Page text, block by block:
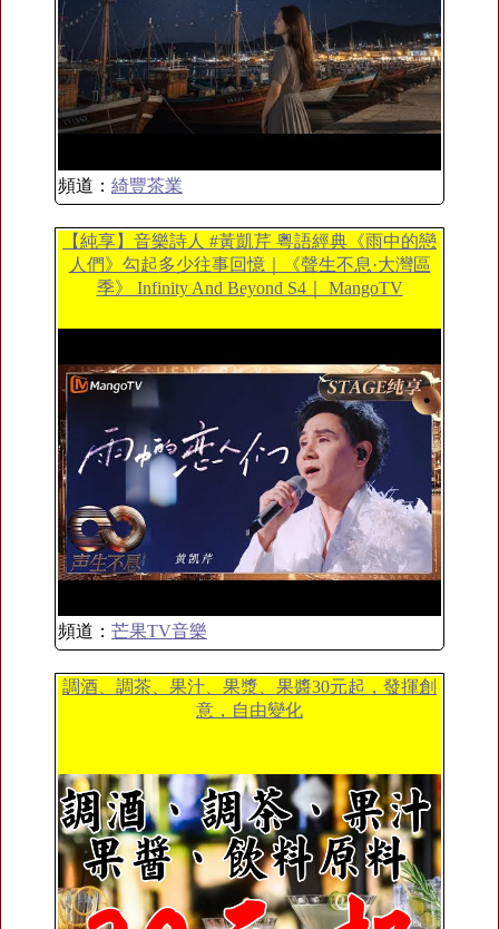
頻道： 綺豐茶業
【純享】音樂詩人 #黃凱芹 粵語經典《雨中的戀
人們》勾起多少往事回憶｜《聲生不息·大灣區
季》 Infinity And Beyond S4｜ MangoTV
頻道： 芒果TV音樂
調酒、調茶、果汁、果漿、果醬30元起，發揮創
意，自由變化